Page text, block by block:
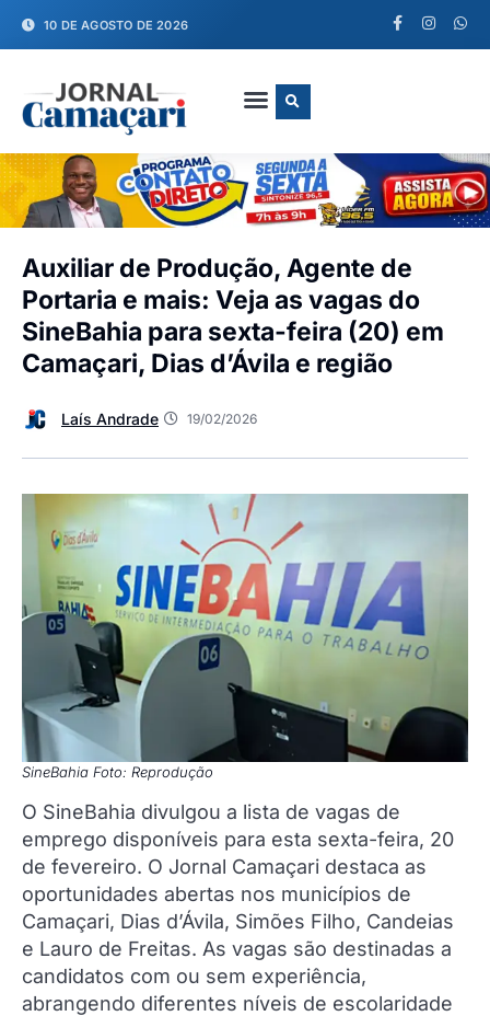
10 DE AGOSTO DE 2026
Auxiliar de Produção, Agente de
Portaria e mais: Veja as vagas do
SineBahia para sexta-feira (20) em
Camaçari, Dias d’Ávila e região
Laís Andrade 19/02/2026
SineBahia Foto: Reprodução
O SineBahia divulgou a lista de vagas de
emprego disponíveis para esta sexta-feira, 20
de fevereiro. O Jornal Camaçari destaca as
oportunidades abertas nos municípios de
Camaçari, Dias d’Ávila, Simões Filho, Candeias
e Lauro de Freitas. As vagas são destinadas a
candidatos com ou sem experiência,
abrangendo diferentes níveis de escolaridade